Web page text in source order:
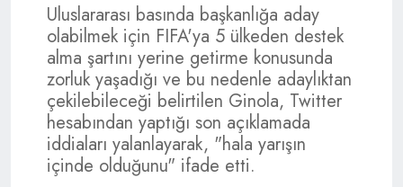
Uluslararası basında başkanlığa aday
olabilmek için FIFA'ya 5 ülkeden destek
alma şartını yerine getirme konusunda
zorluk yaşadığı ve bu nedenle adaylıktan
çekilebileceği belirtilen Ginola, Twitter
hesabından yaptığı son açıklamada
iddiaları yalanlayarak, "hala yarışın
içinde olduğunu" ifade etti.